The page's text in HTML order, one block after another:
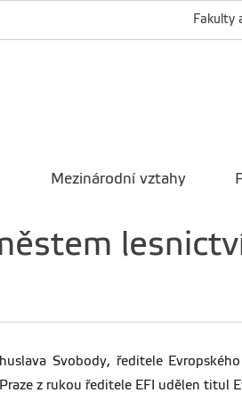
Fakulty
Mezinárodní vztahy
Svobody, ředitele
z rukou ředitele EFI udělen titul